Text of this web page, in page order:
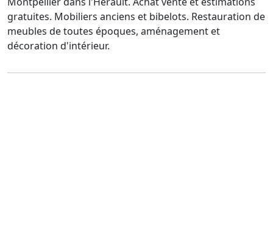
gratuites. Mobiliers anciens et bibelots. Restauration de
meubles de toutes époques, aménagement et
décoration d'intérieur.